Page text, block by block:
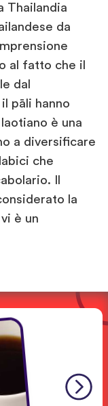
Thailandia
da
al fatto che il
dal
pāli hanno
è una
a diversificare
che
Il
la
è un